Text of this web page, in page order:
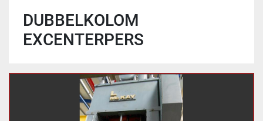
DUBBELKOLOM
EXCENTERPERS